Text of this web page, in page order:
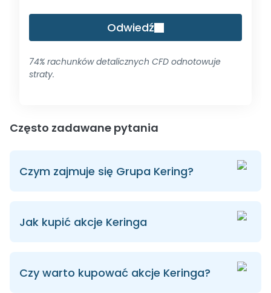
Odwiedź
74% rachunków detalicznych CFD odnotowuje
straty.
Często zadawane pytania
Czym zajmuje się Grupa Kering?
Jak kupić akcje Keringa
Czy warto kupować akcje Keringa?